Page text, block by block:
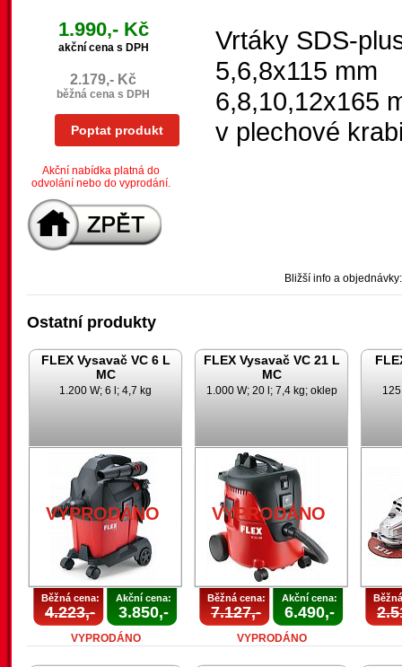
1.990,- Kč
akční cena s DPH
2.179,- Kč
běžná cena s DPH
Poptat produkt
Akční nabídka platná do
odvolání nebo do vyprodání.
Vrtáky SDS-
5,6,8x115 mm
6,8,10,12x165
v plechové
Bližší info a
Ostatní produkty
FLEX Vysavač VC 6 L
MC
1.200 W; 6 l; 4,7 kg
VYPRODÁNO
Běžná cena:
4.223,-
Akční cena:
3.850,-
VYPRODÁNO
FLEX Vysavač VC 21 L
MC
1.000 W; 20 l; 7,4 kg; oklep
VYPRODÁNO
Běžná cena:
7.127,-
Akční cena:
6.490,-
VYPRODÁNO